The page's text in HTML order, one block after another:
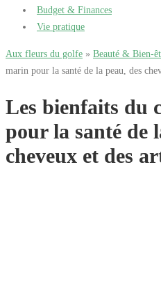
Budget & Finances
Vie pratique
Aux fleurs du golfe » Beauté & Bien-
marin pour la santé de la peau, des
Les bienfaits du
pour la santé de
cheveux et des